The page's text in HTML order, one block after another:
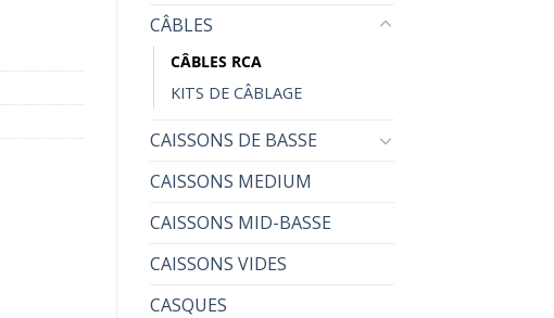
CÂBLES
CÂBLES RCA
KITS DE CÂBLAGE
CAISSONS DE BASSE
CAISSONS MEDIUM
CAISSONS MID-BASSE
CAISSONS VIDES
CASQUES